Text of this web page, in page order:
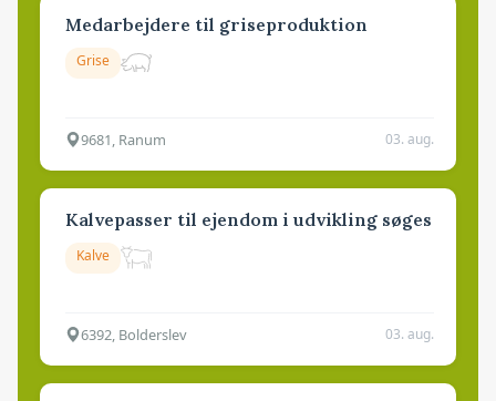
Medarbejdere til griseproduktion
Grise
9681, Ranum 03. aug.
Kalvepasser til ejendom i udvikling søges
Kalve
6392, Bolderslev 03. aug.